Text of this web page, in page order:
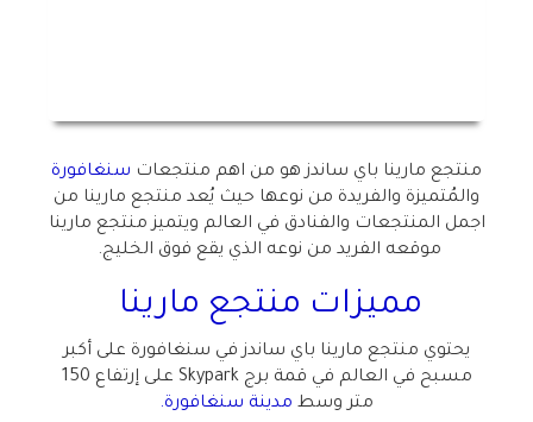
منتجع مارينا باي ساندز هو من اهم منتجعات سنغافورة
والمُتميزة والفريدة من نوعها حيث يُعد منتجع مارينا من
اجمل المنتجعات والفنادق في العالم ويتميز منتجع مارينا
موقعه الفريد من نوعه الذي يقع فوق الخليج.
مميزات منتجع مارينا
يحتوي منتجع مارينا باي ساندز في سنغافورة على أكبر
مسبح في العالم في قمة برج Skypark على إرتفاع 150
متر وسط مدينة سنغافورة.